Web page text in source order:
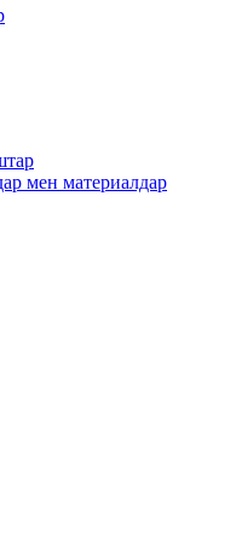
мен материалдар